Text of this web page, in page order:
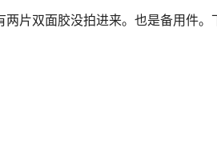
片双面胶没拍进来。也是备用件。